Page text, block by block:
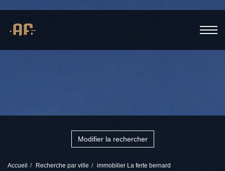
Modifier la rechercher
Accueil Recherche par ville immobilier La ferte bernard